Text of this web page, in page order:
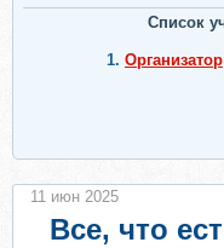
Список
1. Организатор
Все, что
11 июн 2025